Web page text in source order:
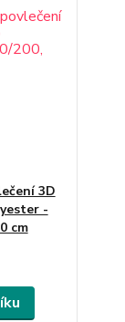
3D
-
cm